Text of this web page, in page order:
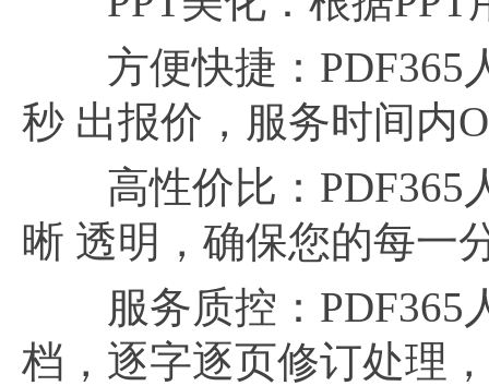
方便快捷：PDF365
秒 出报价，服务时间内
高性价比：PDF365
晰 透明，确保您的每一
服务质控：PDF365
档，逐字逐页修订处理